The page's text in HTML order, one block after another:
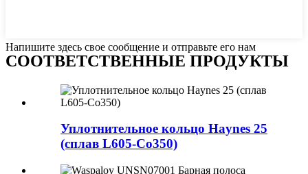
Напишите здесь свое сообщение и отправьте его нам
СООТВЕТСТВЕННЫЕ ПРОДУКТЫ
Уплотнительное кольцо Haynes 25
(сплав L605-Co350)